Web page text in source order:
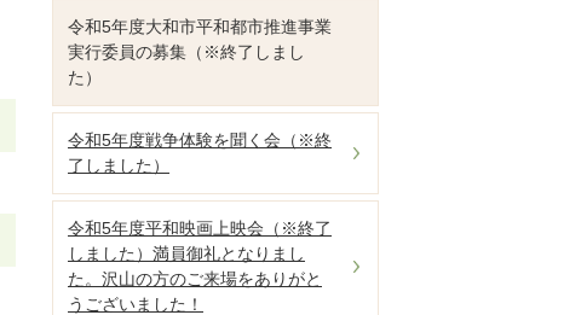
令和5年度大和市平和都市推進事業
実行委員の募集（※終了しまし
た）
令和5年度戦争体験を聞く会（※終
了しました）
令和5年度平和映画上映会（※終了
しました）満員御礼となりまし
た。沢山の方のご来場をありがと
うございました！